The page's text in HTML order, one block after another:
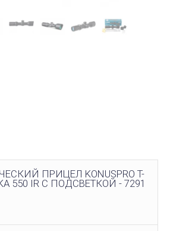
ПРИЦЕЛ KONUSPRO T-
550 IR С ПОДСВЕТКОЙ - 7291